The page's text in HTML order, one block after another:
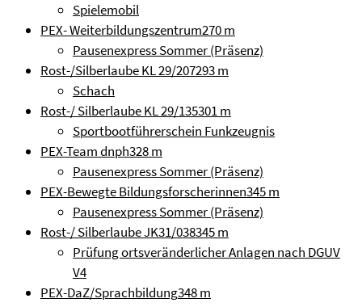
Spielemobil
PEX- Weiterbildungszentrum270 m
Pausenexpress Sommer (Präsenz)
Rost-/Silberlaube KL 29/207293 m
Schach
Rost-/ Silberlaube KL 29/135301 m
Sportbootführerschein Funkzeugnis
PEX-Team dnph328 m
Pausenexpress Sommer (Präsenz)
PEX-Bewegte Bildungsforscherinnen345 m
Pausenexpress Sommer (Präsenz)
Rost-/ Silberlaube JK31/038345 m
Prüfung ortsveränderlicher Anlagen nach DGUV
V4
PEX-DaZ/Sprachbildung348 m